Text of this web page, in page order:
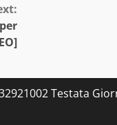
Testata